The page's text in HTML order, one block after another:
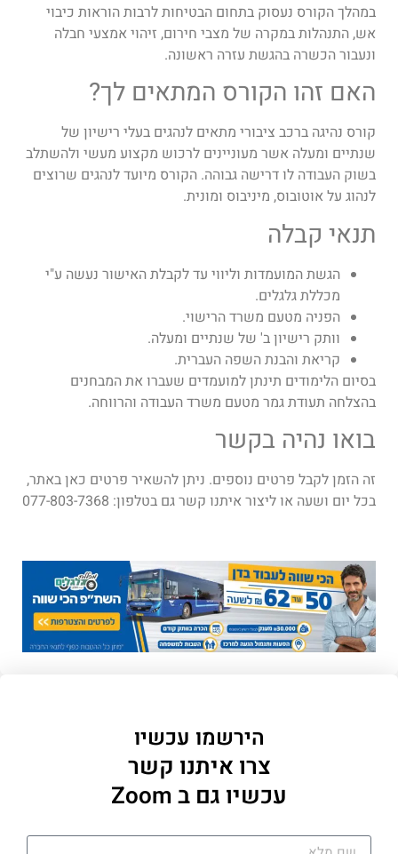
במהלך הקורס נעסוק בתחום הבטיחות לרבות הוראות כיבוי
אש, התנהלות במקרה של מצבי חירום, זיהוי אמצעי חבלה
ונעבור הכשרה בהגשת עזרה ראשונה.
האם זהו הקורס המתאים לך?
קורס נהיגה ברכב ציבורי מתאים לנהגים בעלי רישיון של
שנתיים ומעלה אשר מעוניינים לרכוש מקצוע מעשי ולהשתלב
בשוק העבודה לו דרישה גבוהה. הקורס מיועד לנהגים שרוצים
לנהוג על אוטובוס, מיניבוס ומונית.
תנאי קבלה
הגשת המועמדות וליווי עד לקבלת האישור נעשה ע"י
מכללת גלגלים.
הפניה מטעם משרד הרישוי.
וותק רישיון ב' של שנתיים ומעלה.
קריאת והבנת השפה העברית.
בסיום הלימודים תינתן למועמדים שעברו את המבחנים
בהצלחה תעודת גמר מטעם משרד העבודה והרווחה.
בואו נהיה בקשר
זה הזמן לקבל פרטים נוספים. ניתן להשאיר פרטים כאן באתר,
בכל יום ושעה או ליצור איתנו קשר גם בטלפון: 077-803-7368
הירשמו עכשיו
צרו איתנו קשר
עכשיו גם ב Zoom